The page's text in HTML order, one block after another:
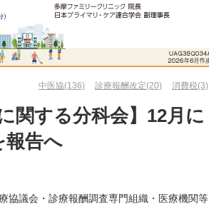
中医協(136) 診療報酬改定(20) 消費税(3)
関する分科会】12月に
報告へ
協議会・診療報酬調査専門組織・医療機関等